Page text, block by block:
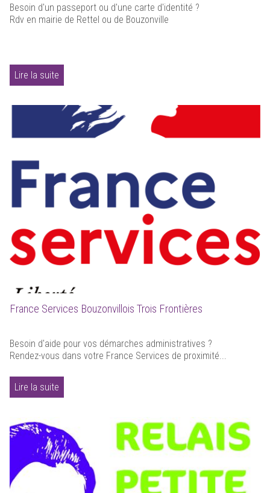
Besoin d'un passeport ou d'une carte d'identité ?
Rdv en mairie de Rettel ou de Bouzonville
Lire la suite
France Services Bouzonvillois Trois Frontières
Besoin d'aide pour vos démarches administratives ?
Rendez-vous dans votre France Services de proximité...
Lire la suite